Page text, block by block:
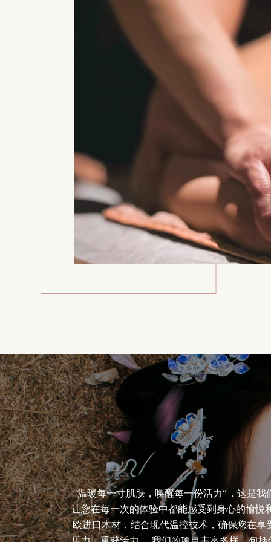
“温暖每一寸肌肤，唤醒每一份活力”，这是
让您在每一次的体验中都能感受到身心的愉
欧进口木材，结合现代温控技术，确保您在